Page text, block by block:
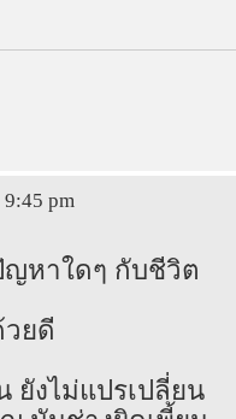
pm
ญหาใดๆ กับชีวิต
วยดี
ยังไม่แปรเปลี่ยน